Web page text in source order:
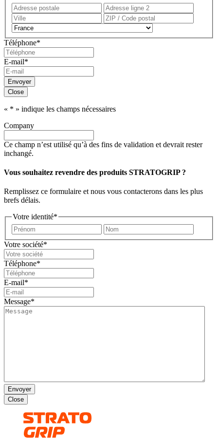
Adresse
postale
Ville
Téléphone*
E-mail*
Close
« * » indique les champs nécessaires
Company
Ce champ n’est utilisé qu’à des fins de validation et devrait rester
inchangé.
Vous souhaitez revendre des produits STRATOGRIP ?
Remplissez ce formulaire et nous vous contacterons dans les plus
brefs délais.
Votre identité*
Prénom
Votre société*
Téléphone*
E-mail*
Message*
Close